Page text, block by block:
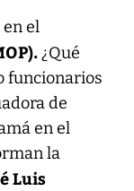
el
¿Qué
funcionarios
de
en el
la
Luis